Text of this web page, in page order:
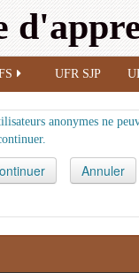
UFR SJP
anonymes ne